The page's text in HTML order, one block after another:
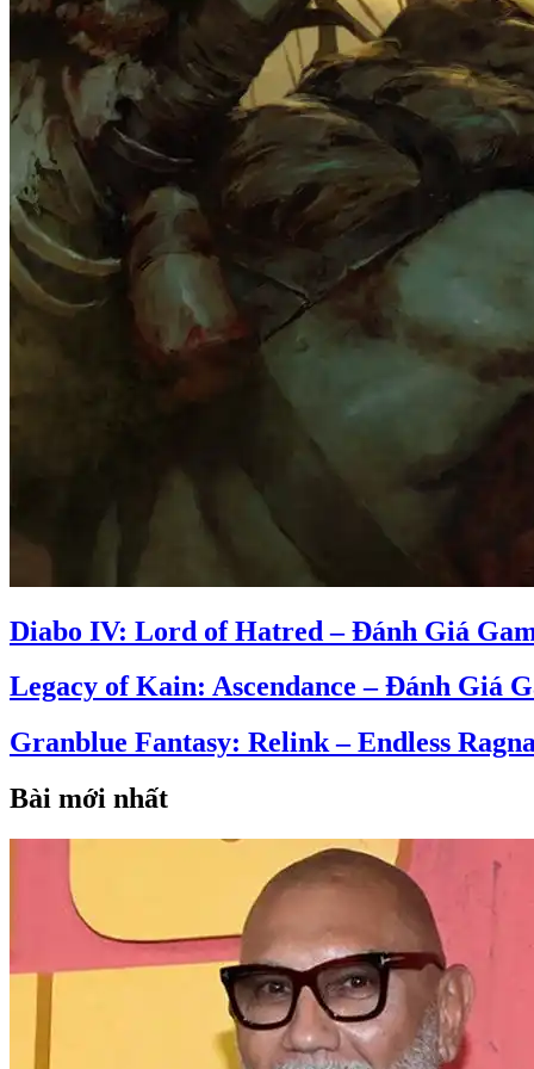
Diabo IV: Lord of Hatred – Đánh Giá
Legacy of Kain: Ascendance – Đánh Giá
Granblue Fantasy: Relink – Endless
Bài mới nhất